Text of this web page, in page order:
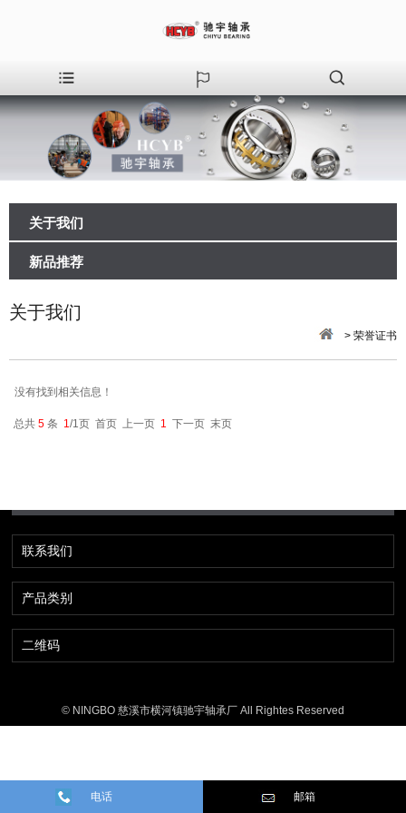
关于我们
新品推荐
关于我们
> 荣誉证书
没有找到相关信息！
总共 5 条 1 /1页 首页 上一页 1 下一页 末页
联系我们
产品类别
二维码
© NINGBO 慈溪市横河镇驰宇轴承厂 All Rightes Reserved